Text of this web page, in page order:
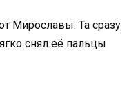
Мирославы. Та сразу
снял её пальцы